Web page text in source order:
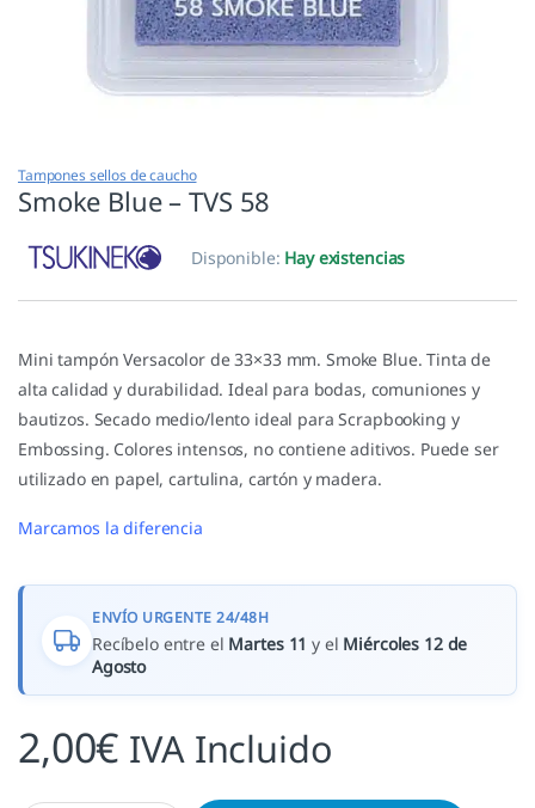
Tampones sellos de caucho
Smoke Blue – TVS 58
Disponible: Hay existencias
Mini tampón Versacolor de 33×33 mm. Smoke Blue. Tinta de
alta calidad y durabilidad. Ideal para bodas, comuniones y
bautizos. Secado medio/lento ideal para Scrapbooking y
Embossing. Colores intensos, no contiene aditivos. Puede ser
utilizado en papel, cartulina, cartón y madera.
Marcamos la diferencia
ENVÍO URGENTE 24/48H
Recíbelo entre el Martes 11 y el Miércoles 12 de
Agosto
2,00€ IVA Incluido